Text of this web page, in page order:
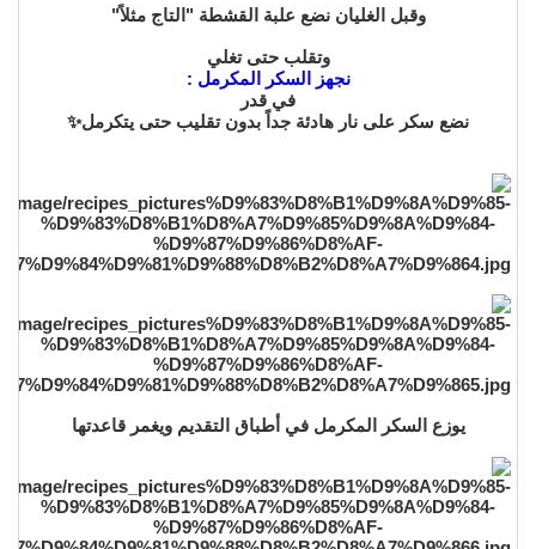
وقبل الغليان نضع علبة القشطة "التاج مثلاً"
وتقلب حتى تغلي
نجهز السكر المكرمل :
في قدر
نضع سكر على نار هادئة جداً بدون تقليب حتى يتكرمل✨
يوزع السكر المكرمل في أطباق التقديم ويغمر قاعدتها